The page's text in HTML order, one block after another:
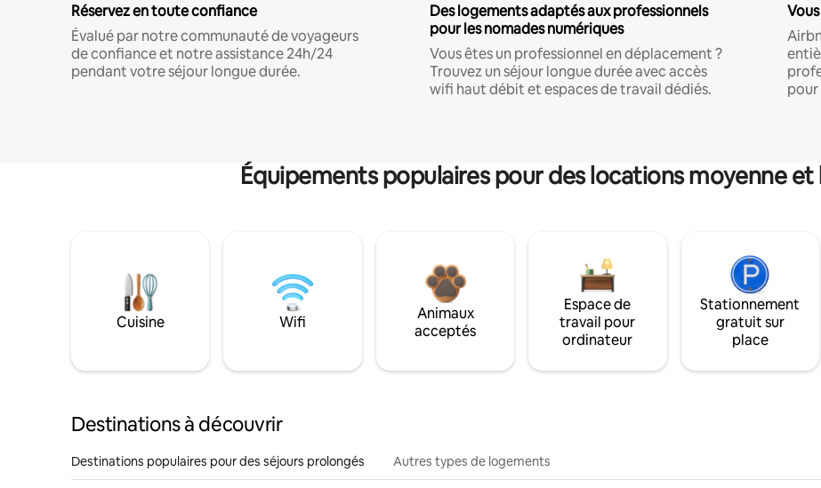
Réservez en toute confiance
Évalué par notre communauté de voyageurs
de confiance et notre assistance 24h/24
pendant votre séjour longue durée.
Des logements adaptés aux professionnels
pour les nomades numériques
Vous êtes un professionnel en déplacement ?
Trouvez un séjour longue durée avec accès
wifi haut débit et espaces de travail dédiés.
Équipements populaires pour des locations moyenne
Cuisine Wifi
Animaux
acceptés
Espace de
travail pour
ordinateur
Stationnement
gratuit sur
place
Destinations à découvrir
Destinations populaires pour des séjours prolongés Autres types de logements